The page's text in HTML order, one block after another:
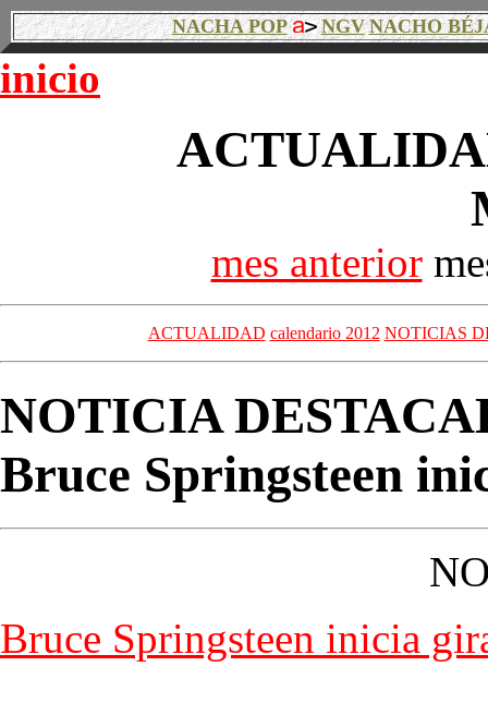
NACHA POP NGV NACHO
inicio
mes anterior
ACTUALIDAD calendario 2012 NOTICIAS
NOTICIA
Bruce Springsteen
Bruce Springsteen inicia